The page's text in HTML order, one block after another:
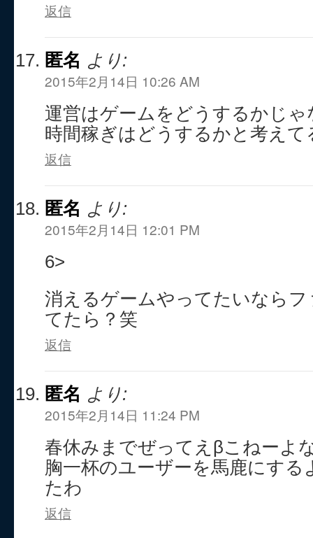
返信
匿名 より:
2015年2月14日 10:26 AM
運営はゲームをどうするかじゃ
時間稼ぎはどうするかと考えて
返信
匿名 より:
2015年2月14日 12:01 PM
6>
消えるゲームやってたいなら
てたら？笑
返信
匿名 より:
2015年2月14日 11:24 PM
春休みまでぜってえβこねーよ
胸一杯のユーザーを馬鹿にする
たわ
返信